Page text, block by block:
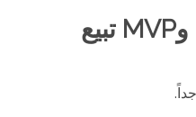
UFC تبيع الرياضة… وMVP تبيع